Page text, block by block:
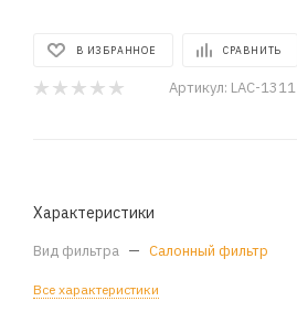
В ИЗБРАННОЕ СРАВНИТЬ
Артикул: LAC-1311
Характеристики
Вид фильтра — Салонный фильтр
Все характеристики